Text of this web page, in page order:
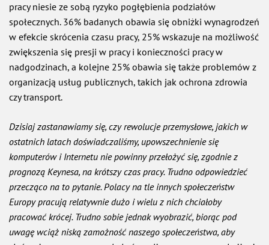
pracy niesie ze sobą ryzyko pogłębienia podziałów
społecznych. 36% badanych obawia się obniżki wynagrodzeń
w efekcie skrócenia czasu pracy, 25% wskazuje na możliwość
zwiększenia się presji w pracy i konieczności pracy w
nadgodzinach, a kolejne 25% obawia się także problemów z
organizacją usług publicznych, takich jak ochrona zdrowia
czy transport.
Dzisiaj zastanawiamy się, czy rewolucje przemysłowe, jakich w
ostatnich latach doświadczaliśmy, upowszechnienie się
komputerów i Internetu nie powinny przełożyć się, zgodnie z
prognozą Keynesa, na krótszy czas pracy. Trudno odpowiedzieć
przecząco na to pytanie. Polacy na tle innych społeczeństw
Europy pracują relatywnie dużo i wielu z nich chciałoby
pracować krócej. Trudno sobie jednak wyobrazić, biorąc pod
uwagę wciąż niską zamożność naszego społeczeństwa, aby